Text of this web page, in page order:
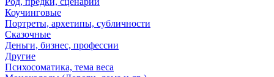
Коучинговые
Портреты, архетипы, субличности
Сказочные
Деньги, бизнес, профессии
Другие
Психосоматика, тема веса